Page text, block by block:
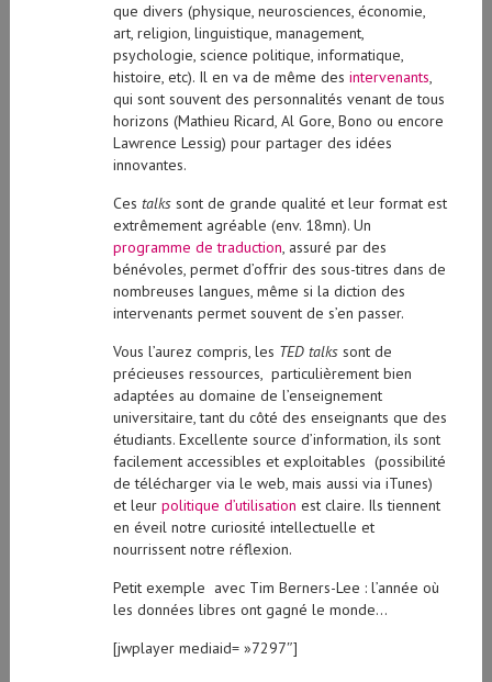
que divers (physique, neurosciences, économie,
art, religion, linguistique, management,
psychologie, science politique, informatique,
histoire, etc). Il en va de même des intervenants,
qui sont souvent des personnalités venant de tous
horizons (Mathieu Ricard, Al Gore, Bono ou encore
Lawrence Lessig) pour partager des idées
innovantes.
Ces talkssont de grande qualité et leur format est
extrêmement agréable (env. 18mn). Un
programme de traduction, assuré par des
bénévoles, permet d’offrir des sous-titres dans de
nombreuses langues, même si la diction des
intervenants permet souvent de s’en passer.
Vous l’aurez compris, les TED talkssont de
précieuses ressources, particulièrement bien
adaptées au domaine de l’enseignement
universitaire, tant du côté des enseignants que des
étudiants. Excellente source d’information, ils sont
facilement accessibles et exploitables (possibilité
de télécharger via le web, mais aussi via iTunes)
et leur politique d’utilisation est claire. Ils tiennent
en éveil notre curiosité intellectuelle et
nourrissent notre réflexion.
Petit exemple avec Tim Berners-Lee : l’année où
les données libres ont gagné le monde…
[jwplayer mediaid= »7297″]